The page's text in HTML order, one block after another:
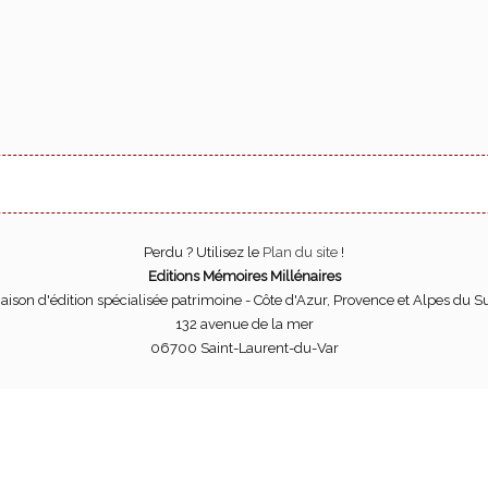
Perdu ? Utilisez le Plan du site !
Editions Mémoires Millénaires
d'édition spécialisée patrimoine - Côte d'Azur, Provence et Alpes du
132 avenue de la mer
06700 Saint-Laurent-du-Var